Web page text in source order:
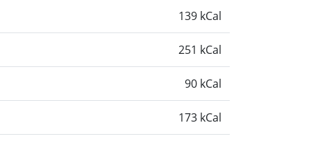
139 kCal
251 kCal
90 kCal
173 kCal